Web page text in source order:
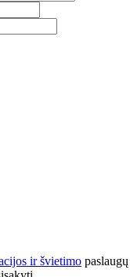
ir švietimo